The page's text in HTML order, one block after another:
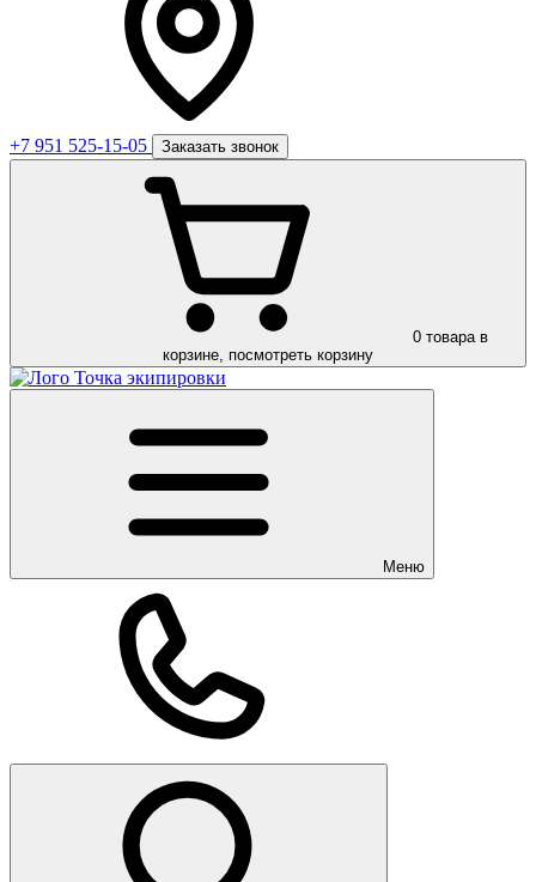
+7 951 525-15-05 Заказать звонок
0 товара в
корзине, посмотреть корзину
Меню